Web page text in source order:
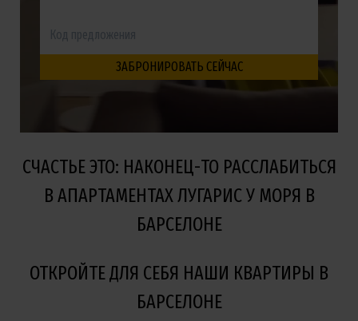
СЧАСТЬЕ ЭТО: НАКОНЕЦ-ТО РАССЛАБИТЬСЯ
В АПАРТАМЕНТАХ ЛУГАРИС У МОРЯ В
БАРСЕЛОНЕ
ОТКРОЙТЕ ДЛЯ СЕБЯ НАШИ КВАРТИРЫ В
БАРСЕЛОНЕ